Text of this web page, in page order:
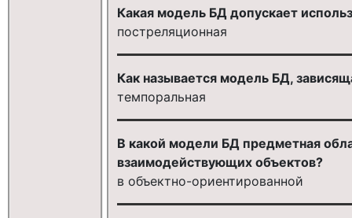
Какая модель БД допускает
постреляционная
Как называется модель БД,
темпоральная
В какой модели БД предметная
взаимодействующих объектов?
в объектно-ориентированной